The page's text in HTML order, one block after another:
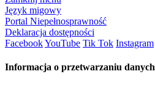
Język migowy
Portal Niepełnosprawność
Deklaracja dostępności
FacebookYouTube Tik Tok Instagram
Informacja o przetwarzaniu danych